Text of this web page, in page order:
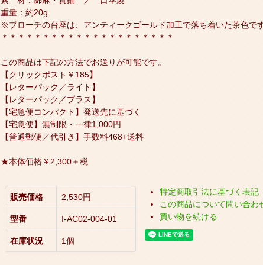
重量：約20g
※ブローチの台座は、アンティークゴールド加工で落ち着いた茶色で
＊＊＊＊＊＊＊＊＊＊＊＊＊＊＊＊＊＊＊＊＊
この商品は下記の方法でお送りが可能です。
【クリックポスト￥185】
【レターパック／ライト】
【レターパック／プラス】
【宅急便コンパクト】発送先に基づく
【宅急便】無制限・一律1,000円
【普通郵便／代引き】手数料468+送料
★本体価格￥2,300＋税
販売価格 2,530円
型番 I-AC02-004-01
在庫状況 1個
特定商取引法に基づく表記
この商品について問い合わ
買い物を続ける